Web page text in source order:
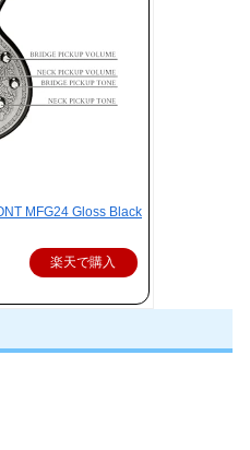
MFG24 Gloss Black
楽天で購入